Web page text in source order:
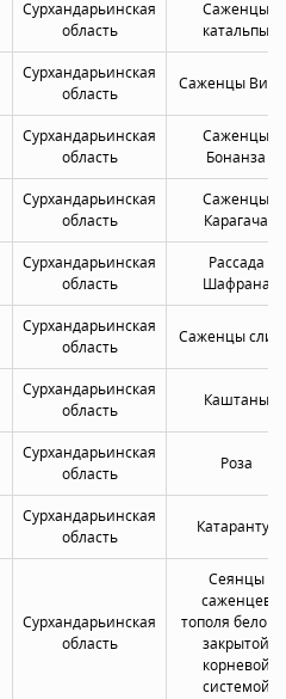
Сурхандарьинская
область
Саженцы
катальпы
Сурхандарьинская
область
Саженцы
Сурхандарьинская
область
Саженцы
Бонанза
Сурхандарьинская
область
Саженцы
Карагача
Сурхандарьинская
область
Рассада
Шафрана
Сурхандарьинская
область
Саженцы
Сурхандарьинская
область
Каштаны
Сурхандарьинская
область
Роза
Сурхандарьинская
область
Катарантус
Сурхандарьинская
область
Сеянцы
саженцев
тополя белого
закрытой
корневой
системой